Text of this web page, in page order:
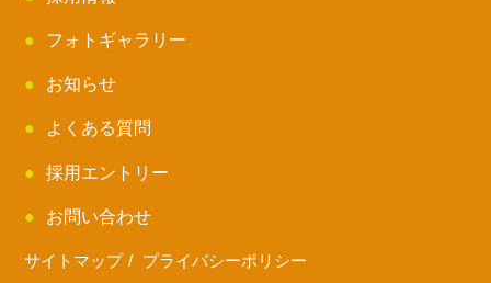
フォトギャラリー
お知らせ
よくある質問
採用エントリー
お問い合わせ
サイトマップ プライバシーポリシー